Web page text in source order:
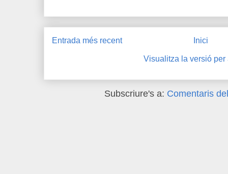
Entrada més recent Inici
Visualitza la versió per
Subscriure's a: Comentaris